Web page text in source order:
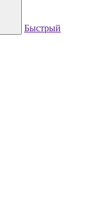
Быстрый